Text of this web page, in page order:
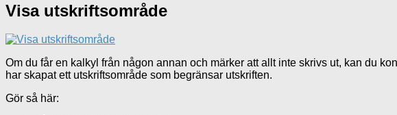
Visa utskriftsområde
Om du får en kalkyl från någon annan och märker att allt inte skrivs ut, kan du
har skapat ett utskriftsområde som begränsar utskriften.
Gör så här: